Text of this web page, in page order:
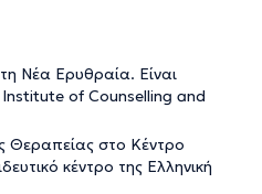
Νέα Ερυθραία. Είναι
of Counselling and
Θεραπείας στο Κέντρο
κέντρο της Ελληνική